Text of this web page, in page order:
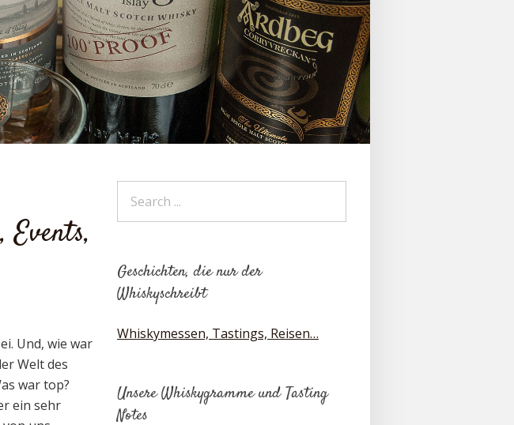
Und, wie war
Welt des
war top?
ein sehr
Geschichten, die nur der
Whiskyschreibt
Whiskymessen, Tastings, Reisen…
Unsere Whiskygramme und Tasting
Notes